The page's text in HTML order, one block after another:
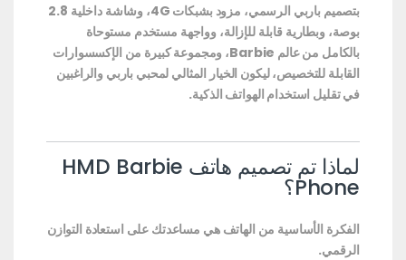
بتصميم باربي الرسمي، مزود بشبكات 4G، وشاشة داخلية 2.8
بوصة، وبطارية قابلة للإزالة، وواجهة مستخدم مستوحاة
بالكامل من عالم Barbie، ومجموعة كبيرة من الإكسسوارات
القابلة للتخصيص، ليكون الخيار المثالي لمحبي باربي والراغبين
في تقليل استخدام الهواتف الذكية.
لماذا تم تصميم هاتف HMD Barbie
Phone؟
الفكرة الأساسية من الهاتف هي مساعدتك على استعادة التوازن
الرقمي.